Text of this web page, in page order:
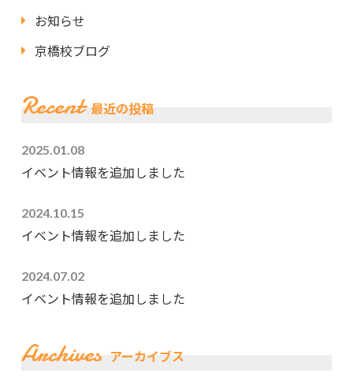
お知らせ
京橋校ブログ
Recent 最近の投稿
2025.01.08
イベント情報を追加しました
2024.10.15
イベント情報を追加しました
2024.07.02
イベント情報を追加しました
Archives アーカイブス